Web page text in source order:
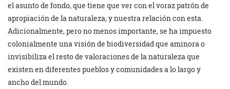
el asunto de fondo, que tiene que ver con el voraz patrón de
apropiación de la naturaleza, y nuestra relación con esta.
Adicionalmente, pero no menos importante, se ha impuesto
colonialmente una visión de biodiversidad que aminora o
invisibiliza el resto de valoraciones de la naturaleza que
existen en diferentes pueblos y comunidades a lo largo y
ancho del mundo.